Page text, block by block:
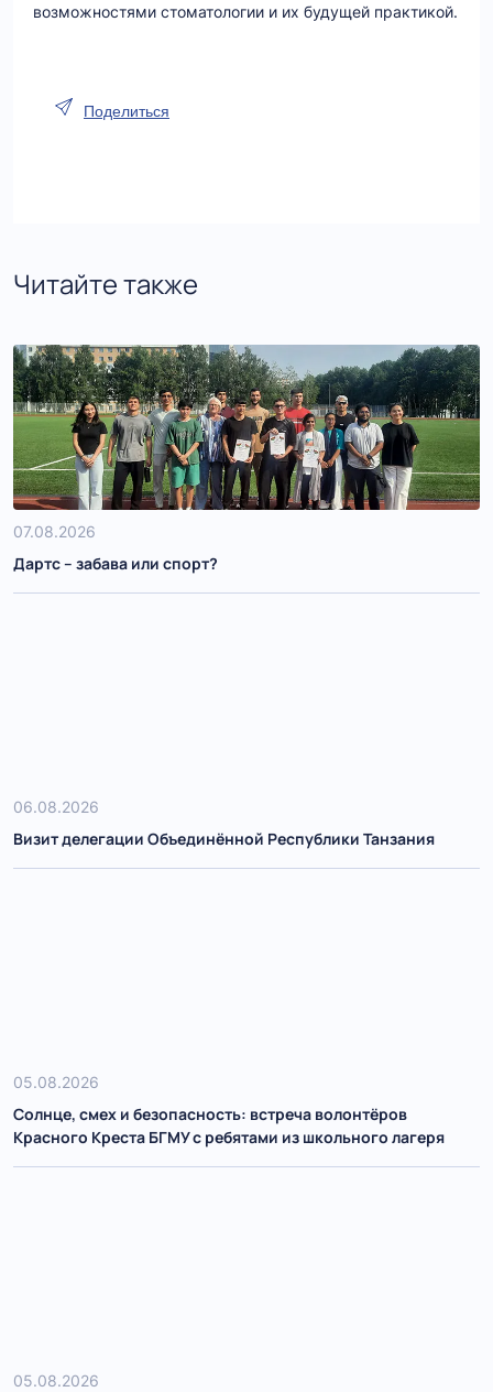
возможностями стоматологии и их будущей практикой.
Поделиться
Читайте также
07.08.2026
Дартс – забава или спорт?
06.08.2026
Визит делегации Объединённой Республики Танзания
05.08.2026
Солнце, смех и безопасность: встреча волонтёров
Красного Креста БГМУ с ребятами из школьного лагеря
05.08.2026